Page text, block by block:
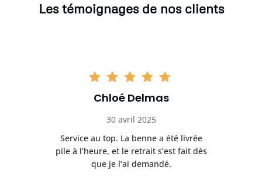
Les témoignages de nos clients
Chloé Delmas
30 avril 2025
Service au top. La benne a été livrée
pile à l’heure, et le retrait s’est fait dès
que je l’ai demandé.